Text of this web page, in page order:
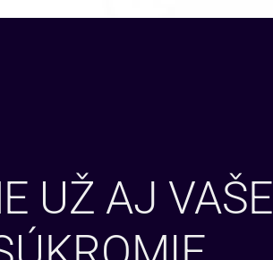
UŽ AJ VAŠE